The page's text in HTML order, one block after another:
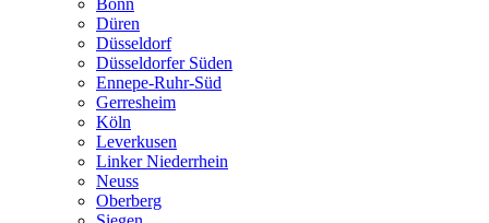
Bonn
Düren
Düsseldorf
Düsseldorfer Süden
Ennepe-Ruhr-Süd
Gerresheim
Köln
Leverkusen
Linker Niederrhein
Neuss
Oberberg